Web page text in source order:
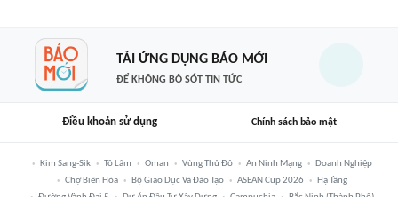
TẢI ỨNG DỤNG BÁO MỚI
ĐỂ KHÔNG BỎ SÓT TIN TỨC
Điều khoản sử dụng Chính sách bảo mật
Kim Sang-Sik Tô Lâm Oman Vùng Thủ Đô An Ninh Mạng
Doanh Nghiệp
Chợ Biên Hòa
Bộ Giáo Dục Và Đào Tạo ASEAN Cup 2026
Hạ Tầng